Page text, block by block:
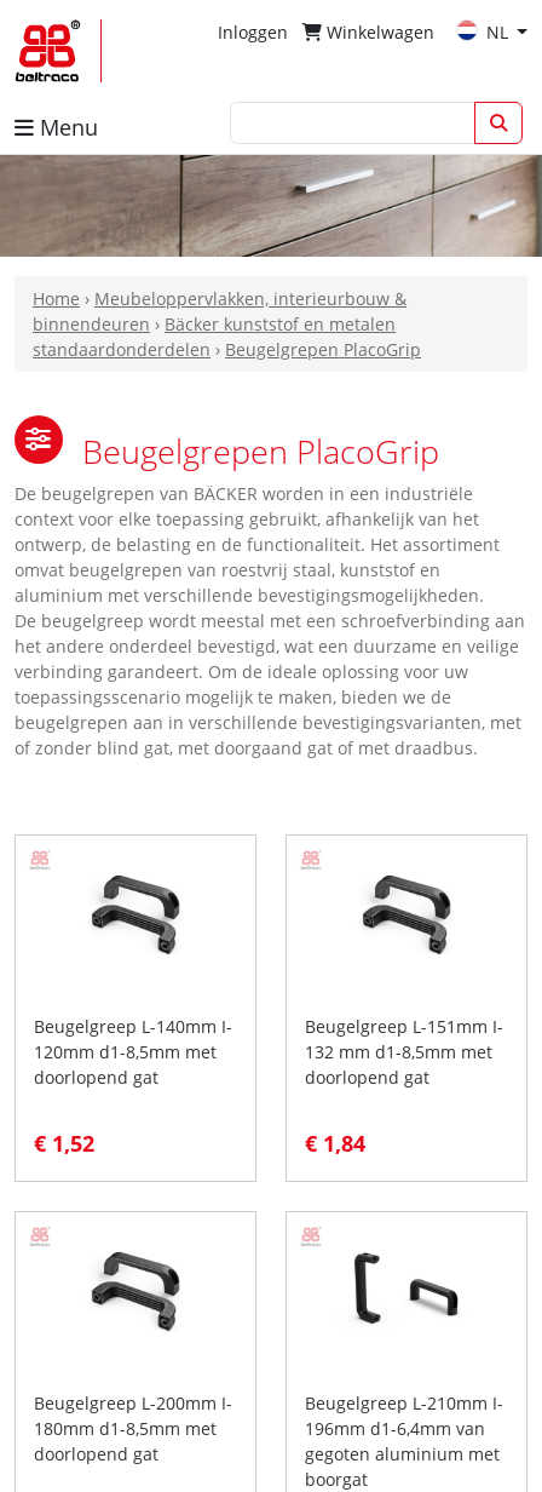
Inloggen Winkelwagen NL
Menu
Home › Meubeloppervlakken, interieurbouw &
binnendeuren › Bäcker kunststof en metalen
standaardonderdelen › Beugelgrepen PlacoGrip
Beugelgrepen PlacoGrip
De beugelgrepen van BÄCKER worden in een industriële
context voor elke toepassing gebruikt, afhankelijk van het
ontwerp, de belasting en de functionaliteit. Het assortiment
omvat beugelgrepen van roestvrij staal, kunststof en
aluminium met verschillende bevestigingsmogelijkheden.
De beugelgreep wordt meestal met een schroefverbinding aan
het andere onderdeel bevestigd, wat een duurzame en veilige
verbinding garandeert. Om de ideale oplossing voor uw
toepassingsscenario mogelijk te maken, bieden we de
beugelgrepen aan in verschillende bevestigingsvarianten, met
of zonder blind gat, met doorgaand gat of met draadbus.
Beugelgreep L-140mm I-
120mm d1-8,5mm met
doorlopend gat
€ 1,52
Beugelgreep L-151mm I-
132 mm d1-8,5mm met
doorlopend gat
€ 1,84
Beugelgreep L-200mm I-
180mm d1-8,5mm met
doorlopend gat
Beugelgreep L-210mm I-
196mm d1-6,4mm van
gegoten aluminium met
boorgat